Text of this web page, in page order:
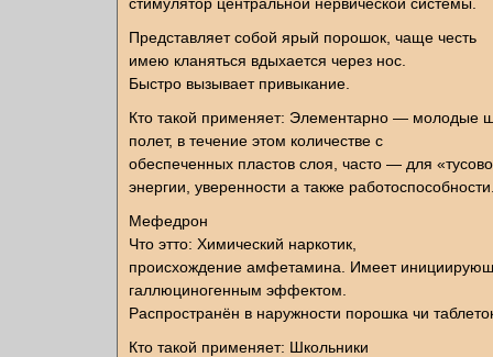
Представляет собой ярый порошок, чаще честь
имею кланяться вдыхается через нос.
Быстро вызывает привыкание.
Кто такой применяет: Элементарно — молодые
полет, в течение этом количестве с
обеспеченных пластов слоя, часто — для
энергии, уверенности а также
Мефедрон
Что этто: Химический наркотик,
происхождение амфетамина. Имеет
галлюциногенным эффектом.
Распространён в наружности порошка чи
Кто такой применяет: Школьники